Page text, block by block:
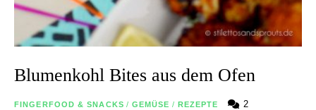
Blumenkohl Bites aus dem Ofen
FINGERFOOD & SNACKS / GEMÜSE / REZEPTE 2